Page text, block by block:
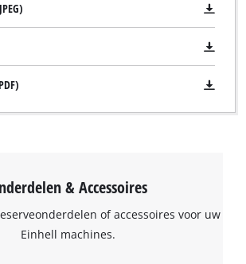
& Accessoires
of accessoires voor uw
Einhell machines.